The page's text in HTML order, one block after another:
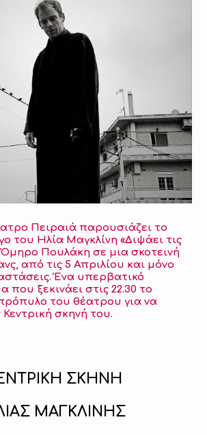
Πειραιά παρουσιάζει το
του Ηλία Μαγκλίνη «Διψάει τις
Όμηρο Πουλάκη σε μια σκοτεινή
από τις 5 Απριλίου και μόνο
Ένα υπερβατικό
που ξεκινάει στις 22.30 το
του θέατρου για να
σκηνή του.
ΣΚΗΝΗ
ΜΑΓΚΛΙΝΗΣ